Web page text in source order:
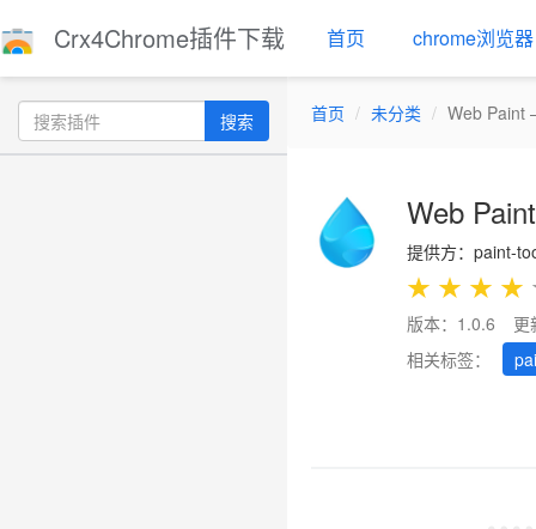
Crx4Chrome插件下载 首页 chrome浏览器
搜索 首页 未分类 Web Paint
Web
提供方：paint-
★ ★ ★ ★
版本：1.0.6
更
相关标签：